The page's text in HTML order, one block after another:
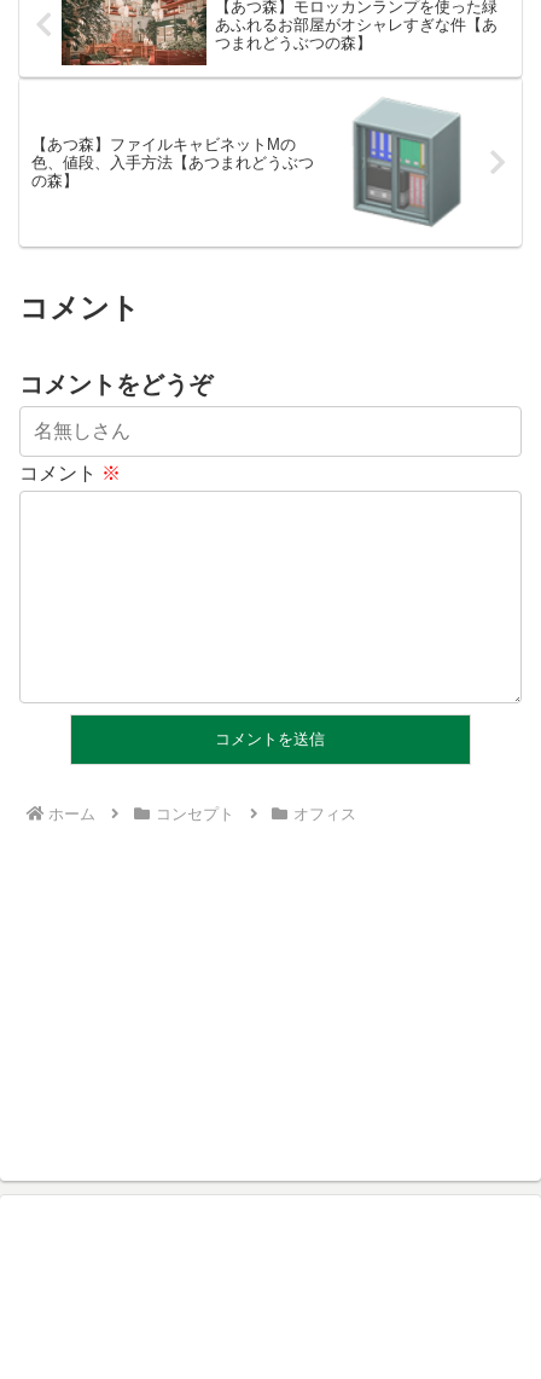
【あつ森】モロッカンランプを使った緑
あふれるお部屋がオシャレすぎな件【あ
つまれどうぶつの森】
【あつ森】ファイルキャビネットMの
色、値段、入手方法【あつまれどうぶつ
の森】
コメント
コメントをどうぞ
コメント ※
ホーム コンセプト オフィス